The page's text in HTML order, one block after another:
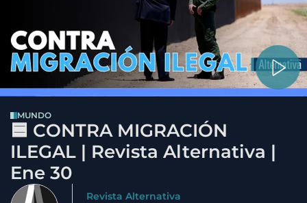
MUNDO
🟦 CONTRA MIGRACIÓN
ILEGAL | Revista Alternativa |
Ene 30
Revista Alternativa